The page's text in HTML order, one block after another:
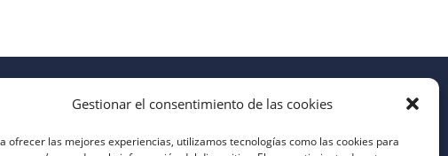
Gestionar el consentimiento de las cookies
ofrecer las mejores experiencias, utilizamos tecnologías como las cookies para